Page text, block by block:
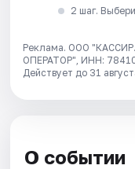
2 шаг.
Реклама. ООО
ОПЕРАТОР", ИНН:
Действует до 31
О событии